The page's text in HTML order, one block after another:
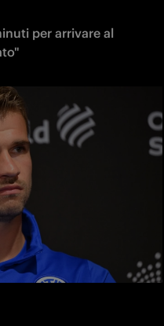
per arrivare al